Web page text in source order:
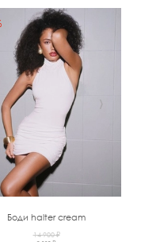
›
Боди halter cream
14 900 ₽